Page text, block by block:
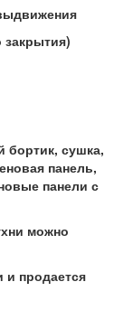
закрытия)
бортик, сушка,
панель,
панели с
можно
и продается